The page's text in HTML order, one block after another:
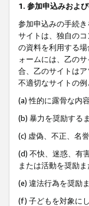
1. 参加申込みおよ
参加申込みの手続
サイトは、独自の
の資料を利用する
ォームには、乙の
合、乙のサイトは
不適切なサイトの例
(a) 性的に露骨な内
(b) 暴力を奨励する
(c) 虚偽、不正、名
(d) 不快、迷惑、有
または活動を奨励
(e) 違法行為を奨励
(f) 子どもを対象に